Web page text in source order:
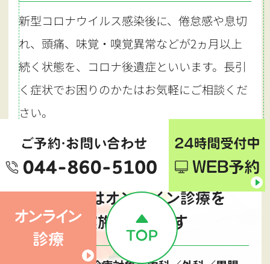
新型コロナウイルス感染後に、倦怠感や息切
れ、頭痛、味覚・嗅覚異常などが2ヵ月以上
続く状態を、コロナ後遺症といいます。長引
く症状でお困りのかたはお気軽にご相談くだ
さい。
当院ではオンライン診療を
実施しています